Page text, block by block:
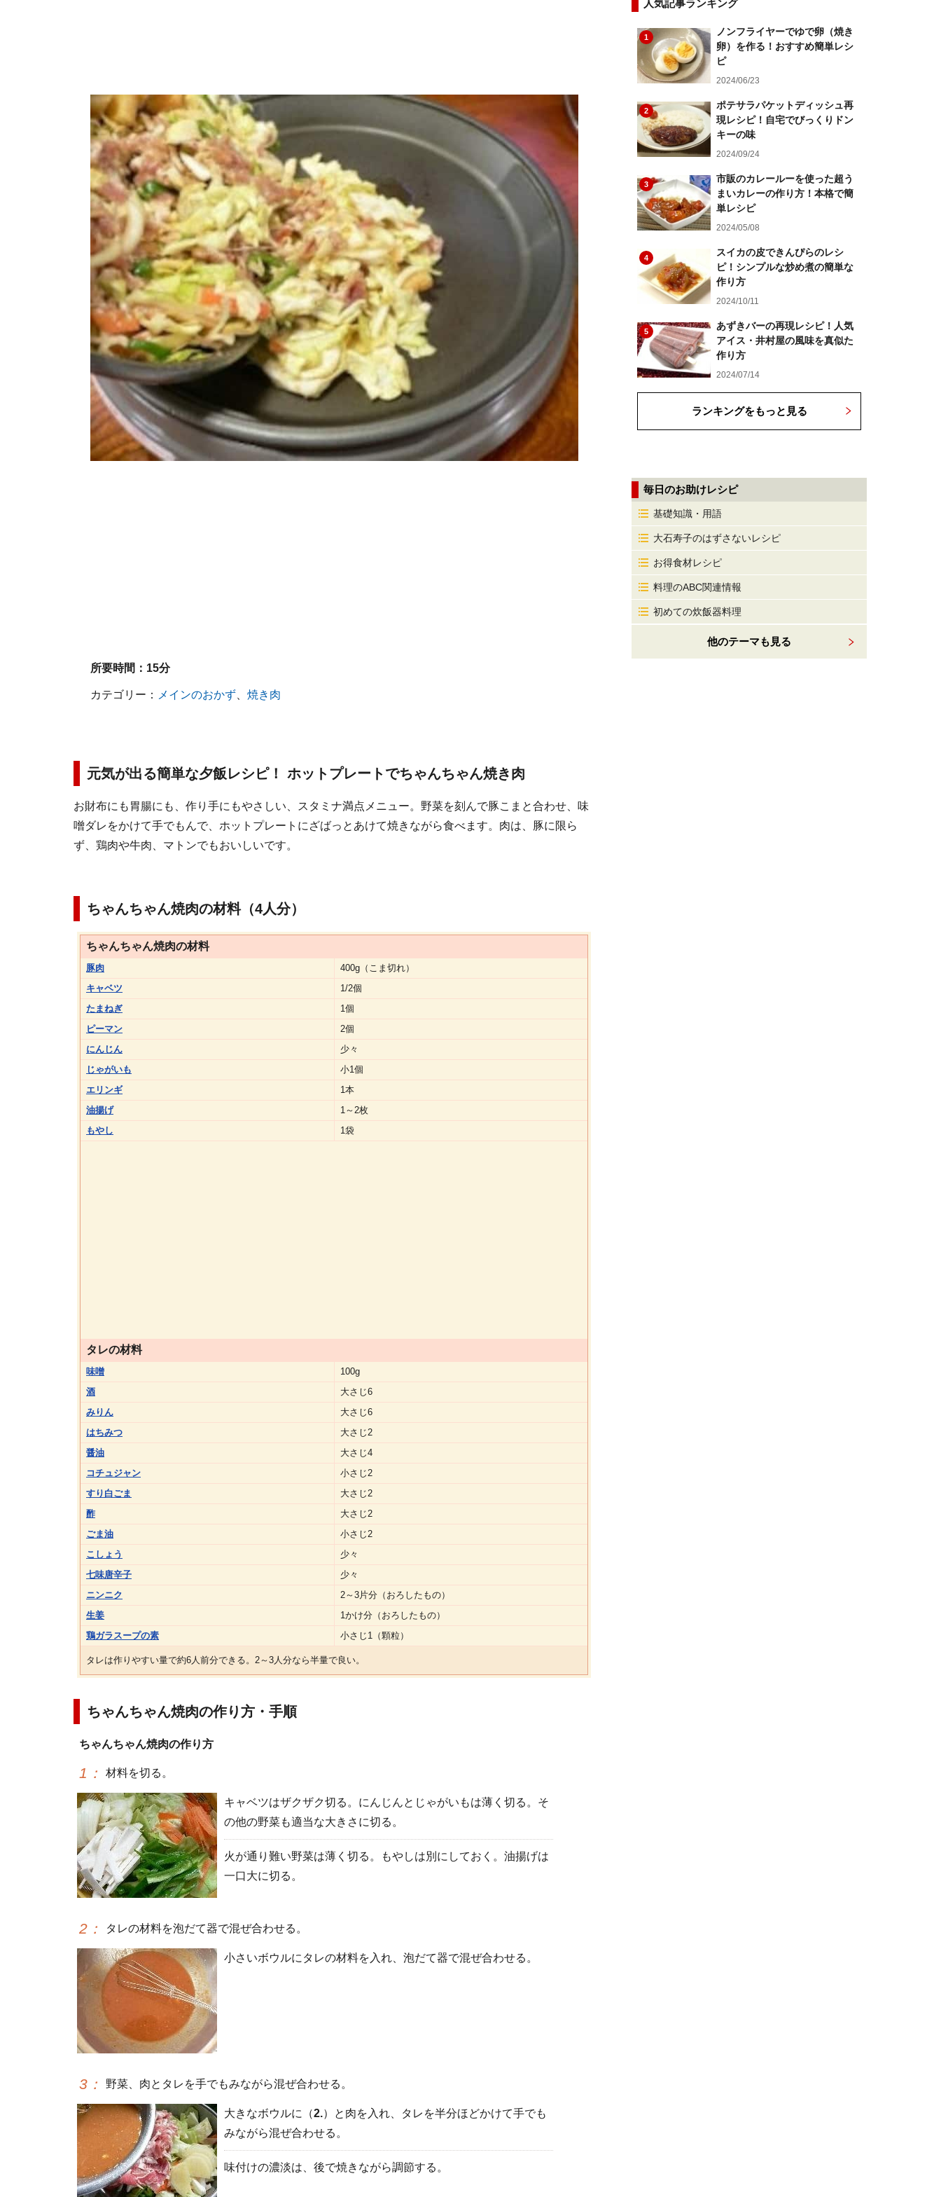
所要時間： 15分
カテゴリー： メインのおかず、 焼き肉
元気が出る簡単な夕飯レシピ！ ホットプレートでちゃんちゃん焼き肉
お財布にも胃腸にも、作り手にもやさしい、スタミナ満点メニュー。野菜を刻んで豚こまと合わせ、味
噌ダレをかけて手でもんで、ホットプレートにざばっとあけて焼きながら食べます。肉は、豚に限ら
ず、鶏肉や牛肉、マトンでもおいしいです。
ちゃんちゃん焼肉の材料（4人分）
ちゃんちゃん焼肉の材料
豚肉
400g（こま切れ）
キャベツ
1/2個
たまねぎ
1個
ピーマン
2個
にんじん
少々
じゃがいも
小1個
エリンギ
1本
油揚げ
1～2枚
もやし
1袋
タレの材料
味噌
100g
酒
大さじ6
みりん
大さじ6
はちみつ
大さじ2
醤油
大さじ4
コチュジャン
小さじ2
すり白ごま
大さじ2
酢
大さじ2
ごま油
小さじ2
こしょう
少々
七味唐辛子
少々
ニンニク
2～3片分（おろしたもの）
生姜
1かけ分（おろしたもの）
鶏ガラスープの素
小さじ1（顆粒）
タレは作りやすい量で約6人前分できる。2～3人分なら半量で良い。
ちゃんちゃん焼肉の作り方・手順
ちゃんちゃん焼肉の作り方
1 ： 材料を切る。
キャベツはザクザク切る。にんじんとじゃがいもは薄く切る。そ
の他の野菜も適当な大きさに切る。
火が通り難い野菜は薄く切る。もやしは別にしておく。油揚げは
一口大に切る。
2 ： タレの材料を泡だて器で混ぜ合わせる。
小さいボウルにタレの材料を入れ、泡だて器で混ぜ合わせる。
3 ： 野菜、肉とタレを手でもみながら混ぜ合わせる。
大きなボウルに（2.）と肉を入れ、タレを半分ほどかけて手でも
みながら混ぜ合わせる。
味付けの濃淡は、後で焼きながら調節する。
人気記事ランキング
1
ノンフライヤーでゆで卵（焼き
卵）を作る！おすすめ簡単レシ
ピ
2024/06/23
2
ポテサラパケットディッシュ再
現レシピ！自宅でびっくりドン
キーの味
2024/09/24
3
市販のカレールーを使った超う
まいカレーの作り方！本格で簡
単レシピ
2024/05/08
4
スイカの皮できんぴらのレシ
ピ！シンプルな炒め煮の簡単な
作り方
2024/10/11
5
あずきバーの再現レシピ！人気
アイス・井村屋の風味を真似た
作り方
2024/07/14
ランキングをもっと見る
毎日のお助けレシピ
基礎知識・用語
大石寿子のはずさないレシピ
お得食材レシピ
料理のABC関連情報
初めての炊飯器料理
他のテーマも見る